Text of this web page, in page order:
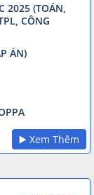
2025 (TOÁN,
CÔNG
ÁN)
▶️ Xem Thêm